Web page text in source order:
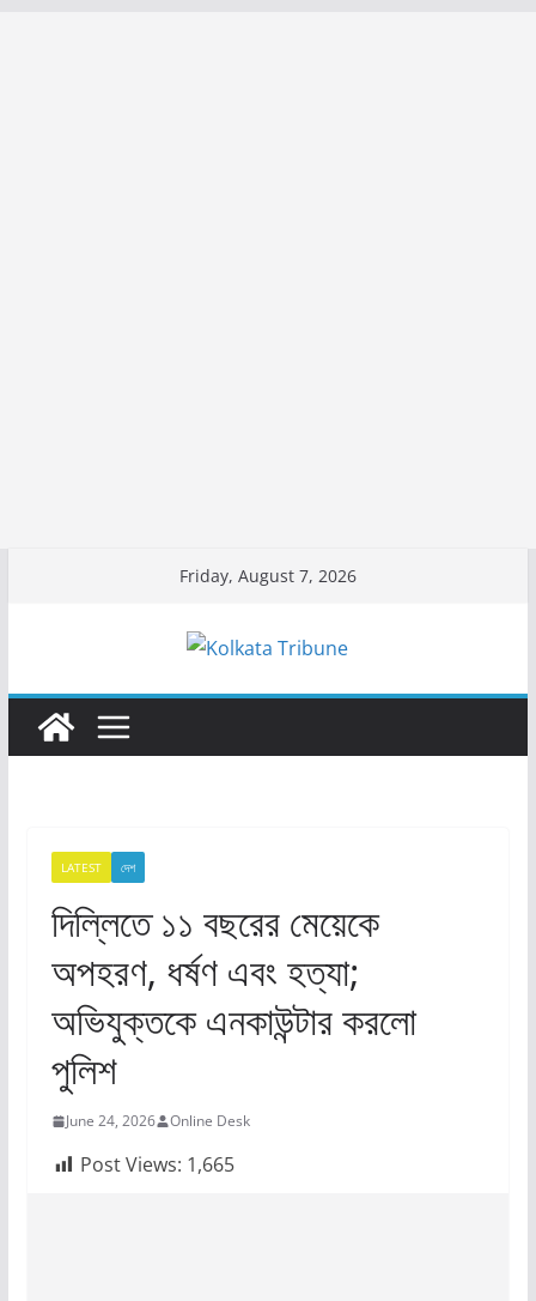
Friday, August 7, 2026
LATEST দেশ
দিল্লিতে ১১ বছরের মেয়েকে
অপহরণ, ধর্ষণ এবং হত্যা;
অভিযুক্তকে এনকাউন্টার করলো
পুলিশ
June 24, 2026 Online Desk
Post Views: 1,665